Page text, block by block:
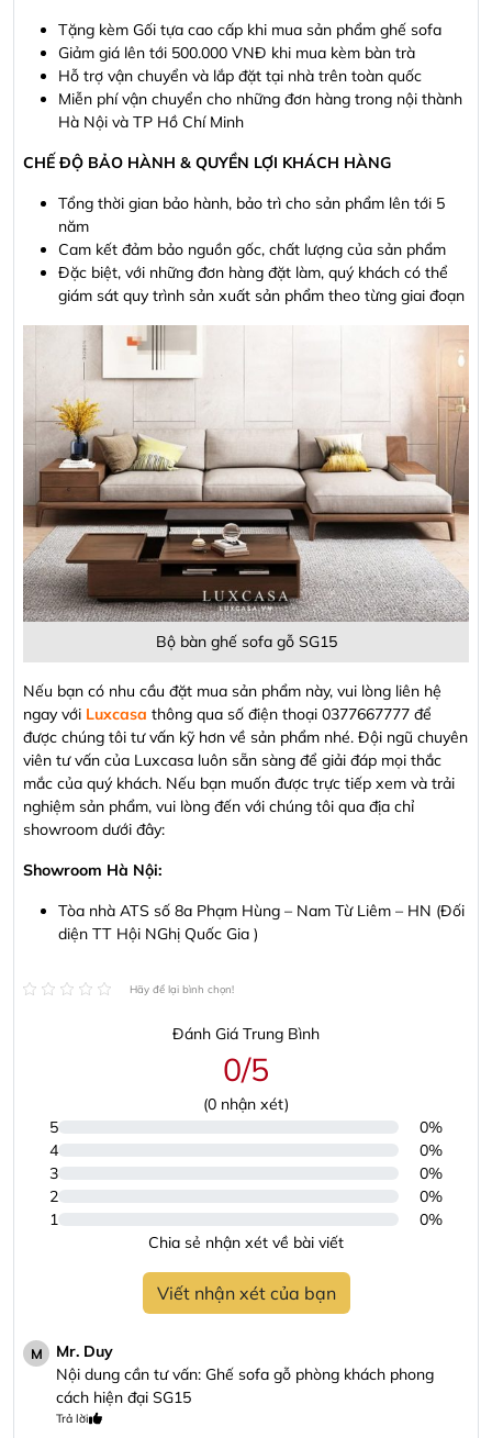
Tặng kèm Gối tựa cao cấp khi mua sản phẩm ghế sofa
Giảm giá lên tới 500.000 VNĐ khi mua kèm bàn trà
Hỗ trợ vận chuyển và lắp đặt tại nhà trên toàn quốc
Miễn phí vận chuyển cho những đơn hàng trong nội thành
Hà Nội và TP Hồ Chí Minh
CHẾ ĐỘ BẢO HÀNH & QUYỀN LỢI KHÁCH HÀNG
Tổng thời gian bảo hành, bảo trì cho sản phẩm lên tới 5
năm
Cam kết đảm bảo nguồn gốc, chất lượng của sản phẩm
Đặc biệt, với những đơn hàng đặt làm, quý khách có thể
giám sát quy trình sản xuất sản phẩm theo từng giai đoạn
Bộ bàn ghế sofa gỗ SG15
Nếu bạn có nhu cầu đặt mua sản phẩm này, vui lòng liên hệ
ngay với Luxcasa thông qua số điện thoại 0377667777 để
được chúng tôi tư vấn kỹ hơn về sản phẩm nhé. Đội ngũ chuyên
viên tư vấn của Luxcasa luôn sẵn sàng để giải đáp mọi thắc
mắc của quý khách. Nếu bạn muốn được trực tiếp xem và trải
nghiệm sản phẩm, vui lòng đến với chúng tôi qua địa chỉ
showroom dưới đây:
Showroom Hà Nội:
Tòa nhà ATS số 8a Phạm Hùng – Nam Từ Liêm – HN (Đối
diện TT Hội NGhị Quốc Gia )
Hãy để lại bình chọn!
Đánh Giá Trung Bình
0/5
(0 nhận xét)
5
0%
4
0%
3
0%
2
0%
1
0%
Chia sẻ nhận xét về bài viết
Viết nhận xét của bạn
M
Mr. Duy
Nội dung cần tư vấn: Ghế sofa gỗ phòng khách phong
cách hiện đại SG15
Trả lời